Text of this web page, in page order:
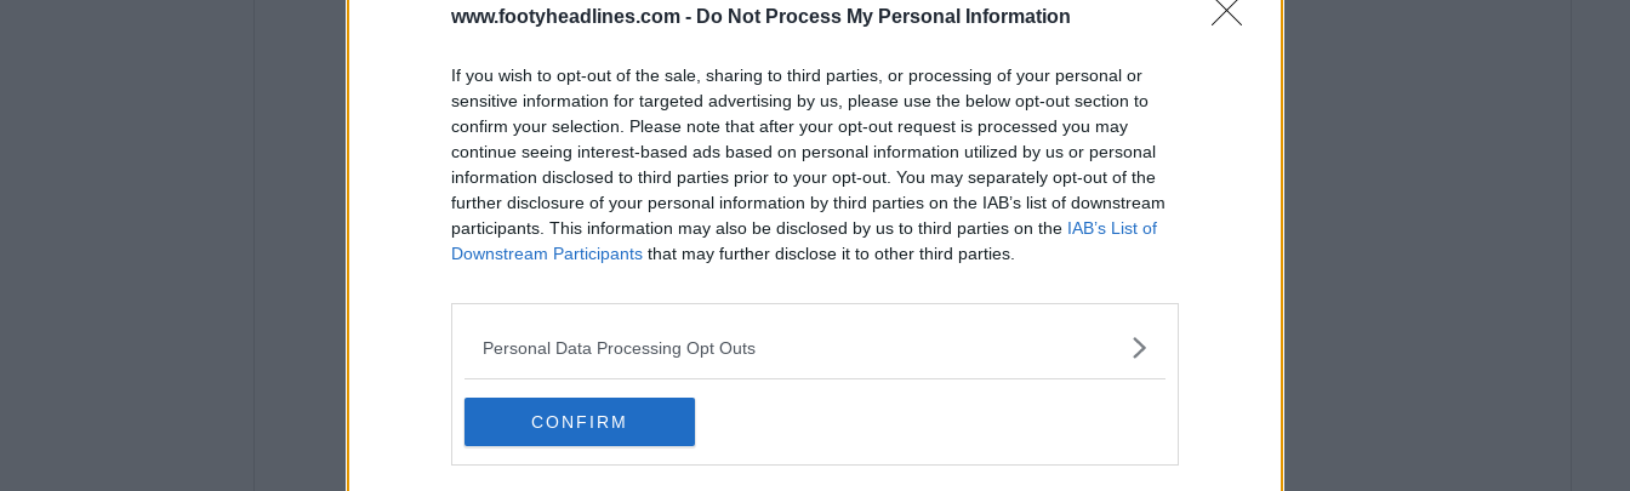
www.footyheadlines.com - Do Not Process My Personal Information
If you wish to opt-out of the sale, sharing to third parties, or processing of your personal or
sensitive information for targeted advertising by us, please use the below opt-out section to
confirm your selection. Please note that after your opt-out request is processed you may
continue seeing interest-based ads based on personal information utilized by us or personal
information disclosed to third parties prior to your opt-out. You may separately opt-out of the
further disclosure of your personal information by third parties on the IAB’s list of downstream
participants. This information may also be disclosed by us to third parties on the IAB’s List of
Downstream Participants that may further disclose it to other third parties.
Personal Data Processing Opt Outs
CONFIRM